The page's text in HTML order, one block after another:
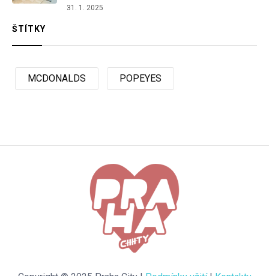
31. 1. 2025
ŠTÍTKY
MCDONALDS POPEYES